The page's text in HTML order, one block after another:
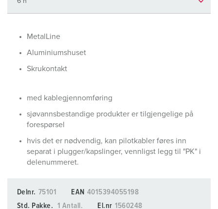
MetalLine
Aluminiumshuset
Skrukontakt
med kablegjennomføring
sjøvannsbestandige produkter er tilgjengelige på
forespørsel
hvis det er nødvendig, kan pilotkabler føres inn
separat i plugger/kapslinger, vennligst legg til "PK" i
delenummeret.
Delnr. 75101 EAN 4015394055198
Std. Pakke.
1 Antall. El.nr 1560248